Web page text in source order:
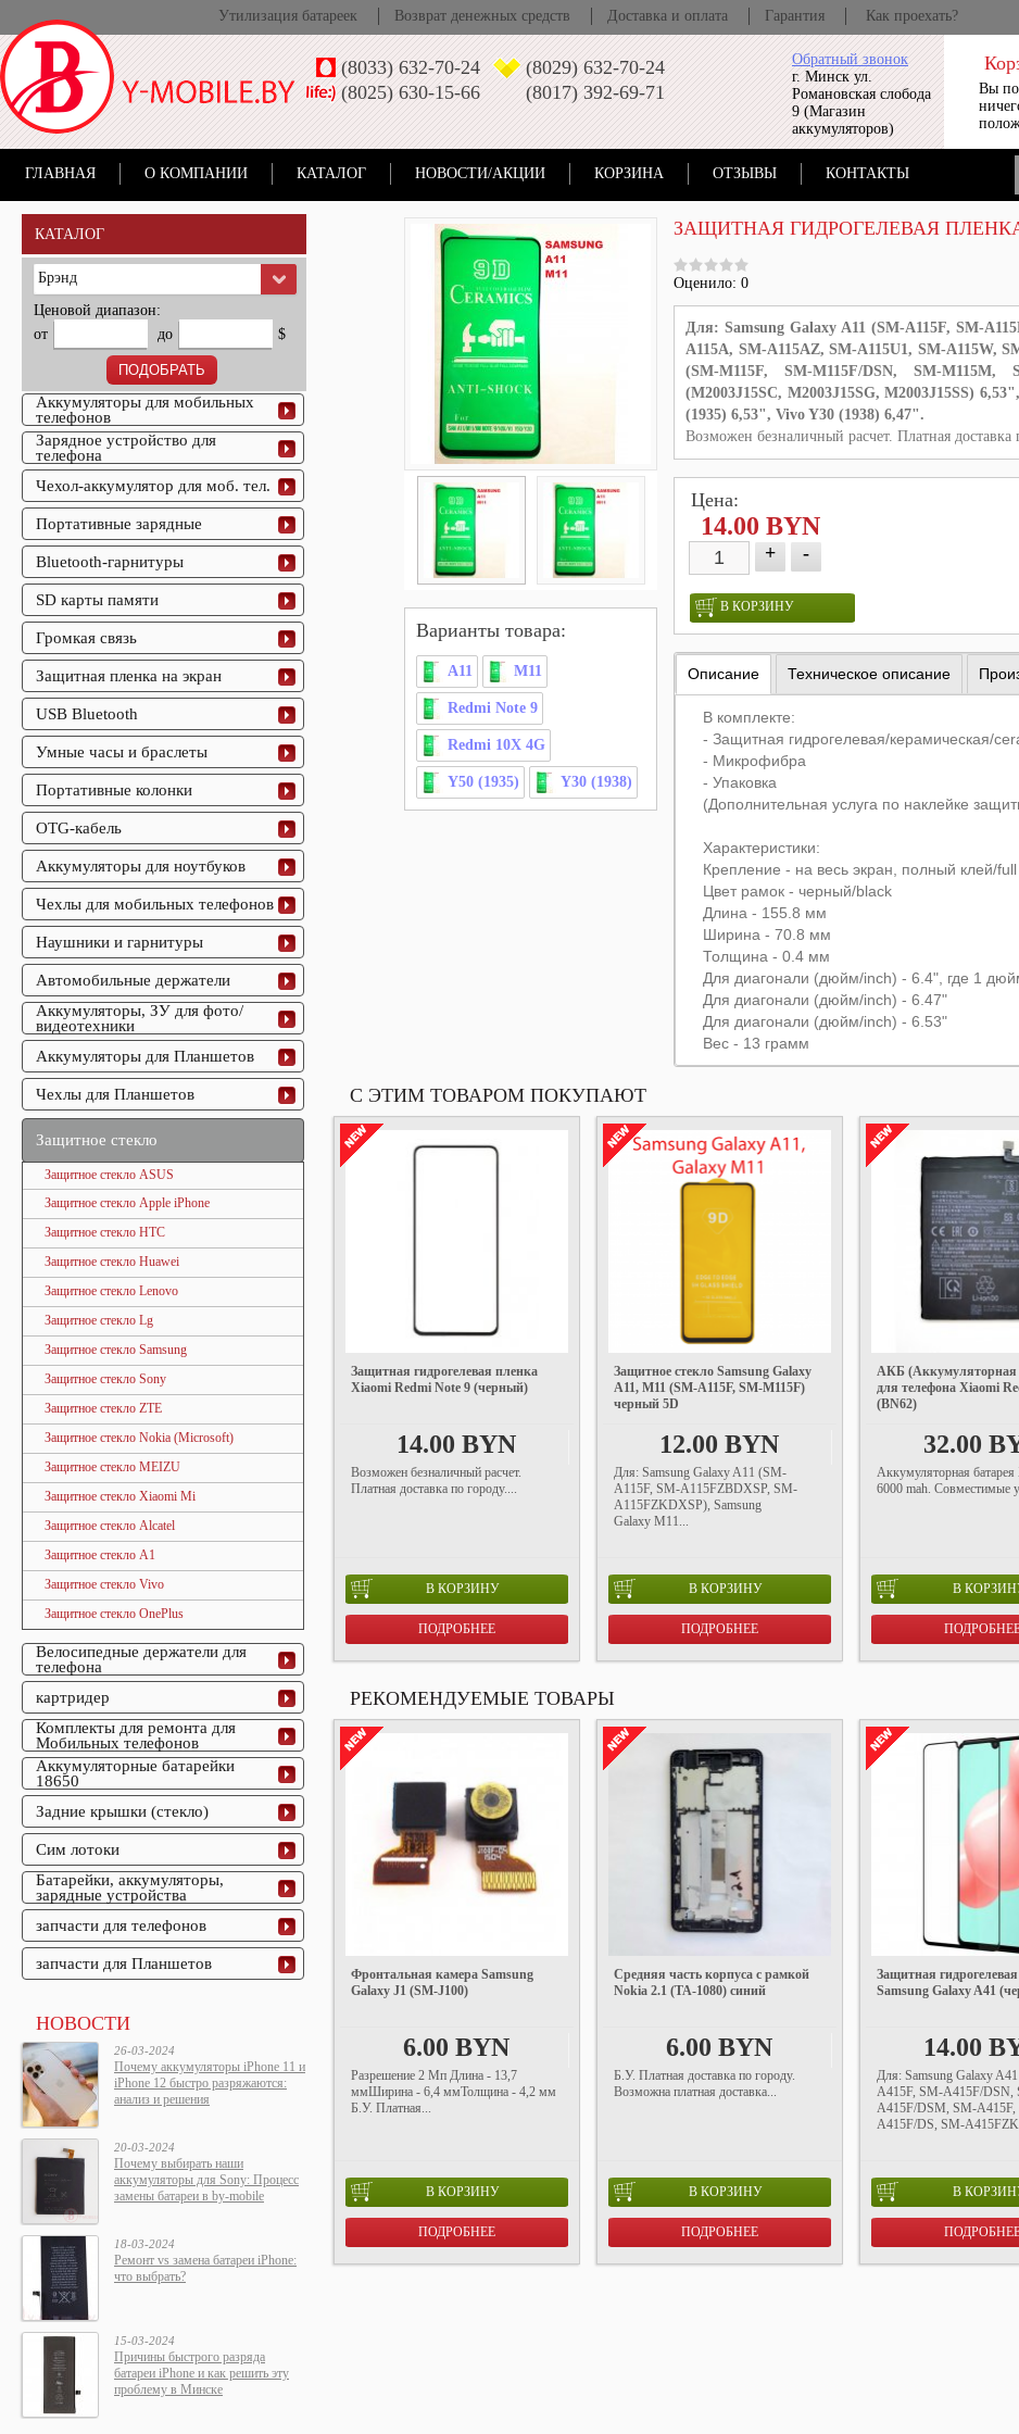
Утилизация батареек Возврат денежных средств Доставка и оплата Гарантия Как проехать?
Обратный звонок
г. Минск ул.
Романовская слобода
9 (Магазин
аккумуляторов)
Вы
(8033) 632-70-24
(8029) 632-70-24
(8025) 630-15-66
(8017) 392-69-71
ГЛАВНАЯ О КОМПАНИИ КАТАЛОГ НОВОСТИ/АКЦИИ КОРЗИНА ОТЗЫВЫ КОНТАКТЫ
КАТАЛОГ
Брэнд
Ценовой диапазон:
от
до $
Аккумуляторы для мобильных
телефонов
Зарядное устройство для
телефона
Чехол-аккумулятор для моб. тел.
Портативные зарядные
Bluetooth-гарнитуры
SD карты памяти
Громкая связь
Защитная пленка на экран
USB Bluetooth
Умные часы и браслеты
Портативные колонки
OTG-кабель
Аккумуляторы для ноутбуков
Чехлы для мобильных телефонов
Наушники и гарнитуры
Автомобильные держатели
Аккумуляторы, ЗУ для фото/
видеотехники
Аккумуляторы для Планшетов
Чехлы для Планшетов
Защитное стекло
Защитное стекло ASUS
Защитное стекло Apple iPhone
Защитное стекло НТС
Защитное стекло Huawei
Защитное стекло Lenovo
Защитное стекло Lg
Защитное стекло Samsung
Защитное стекло Sony
Защитное стекло ZTE
Защитное стекло Nokia (Microsoft)
Защитное стекло MEIZU
Защитное стекло Xiaomi Mi
Защитное стекло Alcatel
Защитное стекло A1
Защитное стекло Vivo
Защитное стекло OnePlus
Велосипедные держатели для
телефона
картридер
Комплекты для ремонта для
Мобильных телефонов
Аккумуляторные батарейки
18650
Задние крышки (стекло)
Сим лотоки
Батарейки, аккумуляторы,
зарядные устройства
запчасти для телефонов
запчасти для Планшетов
НОВОСТИ
26-03-2024
Почему аккумуляторы iPhone 11 и
iPhone 12 быстро разряжаются:
анализ и решения
20-03-2024
Почему выбирать наши
аккумуляторы для Sony: Процесс
замены батареи в by-mobile
18-03-2024
Ремонт vs замена батареи iPhone:
что выбрать?
15-03-2024
Причины быстрого разряда
батареи iPhone и как решить эту
проблему в Минске
Варианты товара:
A11 M11
Redmi Note 9
Redmi 10X 4G
Y50 (1935) Y30 (1938)
ЗАЩИТНАЯ ГИДРОГЕЛЕВАЯ ПЛЕНКА
Оценило: 0
Для: Samsung Galaxy A11 (SM-A115F, SM-
A115A, SM-A115AZ, SM-A115U1, SM-A115W,
(SM-M115F, SM-M115F/DSN, SM-M115M,
(M2003J15SC, M2003J15SG, M2003J15SS) 6,53"
(1935) 6,53", Vivo Y30 (1938) 6,47".
Возможен безналичный расчет. Платная
Цена:
14.00 BYN
+ -
В КОРЗИНУ
Описание Техническое описание
В комплекте:
- Защитная гидрогелевая/керамическая/
- Микрофибра
- Упаковка
(Дополнительная услуга по наклейке
Характеристики:
Крепление - на весь экран, полный клей/
Цвет рамок - черный/black
Длина - 155.8 мм
Ширина - 70.8 мм
Толщина - 0.4 мм
Для диагонали (дюйм/inch) - 6.4", где 1
Для диагонали (дюйм/inch) - 6.47"
Для диагонали (дюйм/inch) - 6.53"
Вес - 13 грамм
С ЭТИМ ТОВАРОМ ПОКУПАЮТ
Защитная гидрогелевая пленка
Xiaomi Redmi Note 9 (черный)
14.00 BYN
Возможен безналичный расчет.
Платная доставка по городу....
В КОРЗИНУ
ПОДРОБНЕЕ
Защитное стекло Samsung Galaxy
A11, M11 (SM-A115F, SM-M115F)
черный 5D
12.00 BYN
Для: Samsung Galaxy A11 (SM-
A115F, SM-A115FZBDXSP, SM-
A115FZKDXSP), Samsung
Galaxy M11...
В КОРЗИНУ
ПОДРОБНЕЕ
АКБ (Аккумуляторная
для телефона Xiaomi
(BN62)
32.00
Аккумуляторная
6000 mah. Совместимые
В
РЕКОМЕНДУЕМЫЕ ТОВАРЫ
Фронтальная камера Samsung
Galaxy J1 (SM-J100)
6.00 BYN
Разрешение 2 Мп Длина - 13,7
ммШирина - 6,4 ммТолщина - 4,2 мм
Б.У. Платная...
В КОРЗИНУ
ПОДРОБНЕЕ
Средняя часть корпуса с рамкой
Nokia 2.1 (TA-1080) синий
6.00 BYN
Б.У. Платная доставка по городу.
Возможна платная доставка...
В КОРЗИНУ
ПОДРОБНЕЕ
Защитная
Samsung Galaxy A41
14.00
Для: Samsung Galaxy
A415F, SM-A415F/DSN,
A415F/DSM, SM-A415F,
A415F/DS, SM-
В